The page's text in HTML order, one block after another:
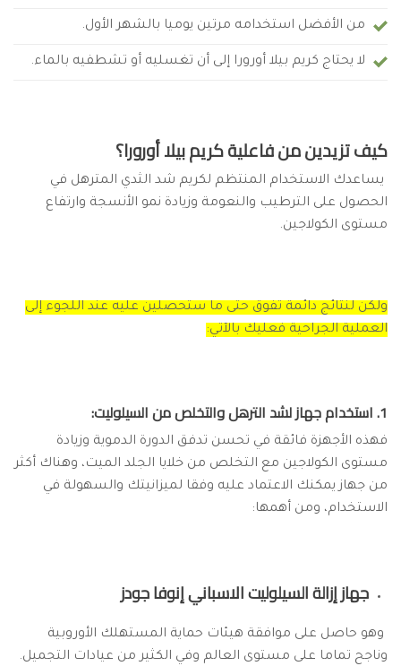
من الأفضل استخدامه مرتين يوميا بالشهر الأول.
لا يحتاج كريم بيلا أورورا إلى أن تغسليه أو تشطفيه بالماء.
كيف تزيدين من فاعلية كريم بيلا أورورا؟
يساعدك الاستخدام المنتظم لكريم شد الثدي المترهل في
الحصول على الترطيب والنعومة وزيادة نمو الأنسجة وارتفاع
مستوى الكولاجين.
ولكن لنتائج دائمة تفوق حتى ما ستحصلين عليه عند اللجوء إلى
العملية الجراحية فعليك بالآتي:
1. استخدام جهاز لشد الترهل والتخلص من السيلوليت:
فهذه الأجهزة فائقة في تحسن تدفق الدورة الدموية وزيادة
مستوى الكولاجين مع التخلص من خلايا الجلد الميت، وهناك أكثر
من جهاز يمكنك الاعتماد عليه وفقا لميزانيتك والسهولة في
الاستخدام، ومن أهمها:
جهاز إزالة السيلوليت الاسباني إنوفا جودز
وهو حاصل على موافقة هيئات حماية المستهلك الأوروبية
وناجح تماما على مستوى العالم وفي الكثير من عيادات التجميل.